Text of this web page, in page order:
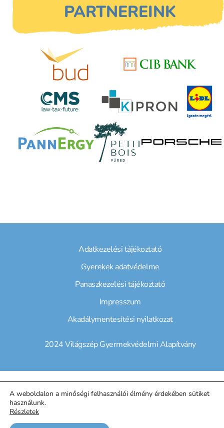
PARTNEREINK
2024 Világszép Gyermekvédelmi Alapítvány
Adatkezelési tájékoztató
Gyerekek adatvédelme
Panaszkezelési tájékoztató
Impresszum
Akadálymentesítési nyilatkozat
A weboldalon a minőségi felhasználói élmény érdekében sütiket
használunk.
Részletek